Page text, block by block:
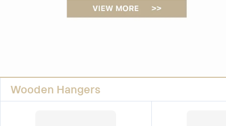
Wooden Hangers